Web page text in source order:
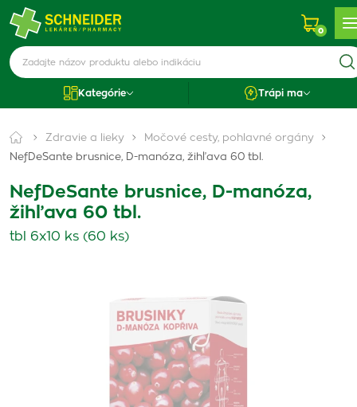
0
Kategórie Trápi ma
Zdravie a lieky
Močové cesty, pohlavné orgány
NefDeSante brusnice, D-manóza, žihľava 60 tbl.
NefDeSante brusnice, D-manóza,
žihľava 60 tbl.
tbl 6x10 ks (60 ks)